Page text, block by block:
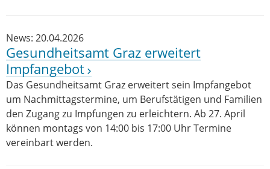
News: 20.04.2026
Gesundheitsamt Graz erweitert
Impfangebot
Das Gesundheitsamt Graz erweitert sein Impfangebot
um Nachmittagstermine, um Berufstätigen und Familien
den Zugang zu Impfungen zu erleichtern. Ab 27. April
können montags von 14:00 bis 17:00 Uhr Termine
vereinbart werden.